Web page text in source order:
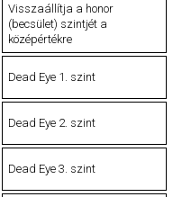
Visszaállítja a honor
(becsület) szintjét a
középértékre
Dead Eye 1. szint
Dead Eye 2. szint
Dead Eye 3. szint